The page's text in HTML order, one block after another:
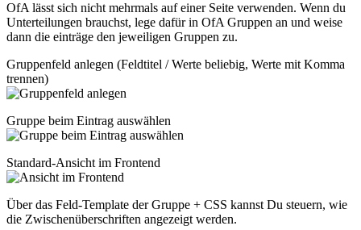
OfA lässt sich nicht mehrmals auf einer Seite verwenden. Wenn du
Unterteilungen brauchst, lege dafür in OfA Gruppen an und weise
dann die einträge den jeweiligen Gruppen zu.
Gruppenfeld anlegen (Feldtitel / Werte beliebig, Werte mit Komma
trennen)
Gruppe beim Eintrag auswählen
Standard-Ansicht im Frontend
Über das Feld-Template der Gruppe + CSS kannst Du steuern, wie
die Zwischenüberschriften angezeigt werden.